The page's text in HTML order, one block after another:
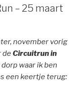
– 25 maart
november vorig
de Circuitrun in
waar ik ben
een keertje terug: